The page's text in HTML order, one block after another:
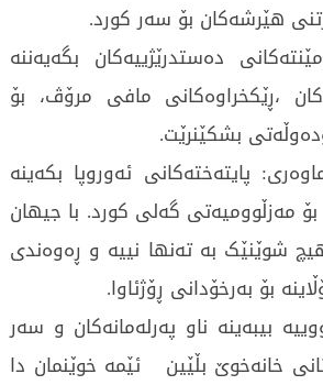
هێرشەکان بۆ سەر کورد.
دەستدرێژییەکان بگەیەننە
،ڕێکخراوەکانی مافی مرۆڤ، بۆ
بشکێنرێت.
پایتەختەکانی ئەوروپا بکەینە
مەزڵوومیەتی گەلی کورد. با جیهان
شوێنێک بە تەنها نییە و ڕەوەندی
بۆ بەرخۆدانی ڕۆژئاوا.
بیبەینە ناو پەرلەمانەکان و سەر
خانەخوێ بڵێین ئێمە خوێنمان دا